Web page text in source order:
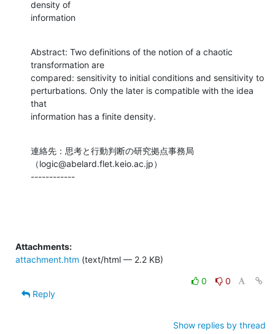
density of
information
Abstract: Two definitions of the notion of a chaotic
transformation are
compared: sensitivity to initial conditions and sensitivity to
perturbations. Only the later is compatible with the idea
that
information has a finite density.
連絡先：思考と行動判断の研究拠点事務局
（logic@abelard.flet.keio.ac.jp）
------------
Attachments:
attachment.htm (text/html — 2.2 KB)
0
0
Reply
Show replies by thread